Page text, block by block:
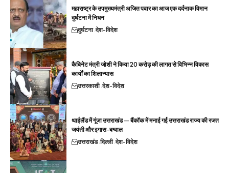
महाराष्ट्र के उपमुख्यमंत्री अजित पवार का आज एक दर्दनाक विमान
दुर्घटना में निधन
दुर्घटना देश-विदेश
कैबिनेट मंत्री जोशी ने किया 20 करोड़ की लागत से विभिन्न विकास
कार्यों का शिलान्यास
उत्तरकाशी देश-विदेश
थाईलैंड में गूंजा उत्तराखंड — बैंकॉक में मनाई गई उत्तराखंड राज्य की रजत
जयंती और इगास-बग्वाल
उत्तराखंड दिल्ली देश-विदेश